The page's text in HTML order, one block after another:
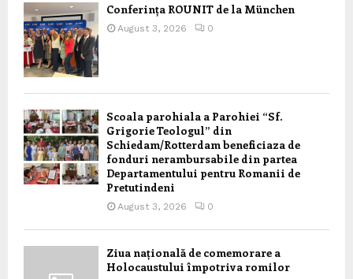
Conferința ROUNIT de la München
August 3, 2026 0
Scoala parohiala a Parohiei “Sf.
Grigorie Teologul” din
Schiedam/Rotterdam beneficiaza de
fonduri nerambursabile din partea
Departamentului pentru Romanii de
Pretutindeni
August 3, 2026 0
Ziua națională de comemorare a
Holocaustului împotriva romilor